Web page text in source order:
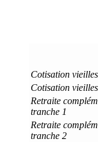
Cotisation
Cotisation
Retraite
tranche 1
Retraite
tranche 2